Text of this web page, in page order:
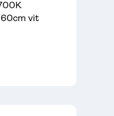
vit